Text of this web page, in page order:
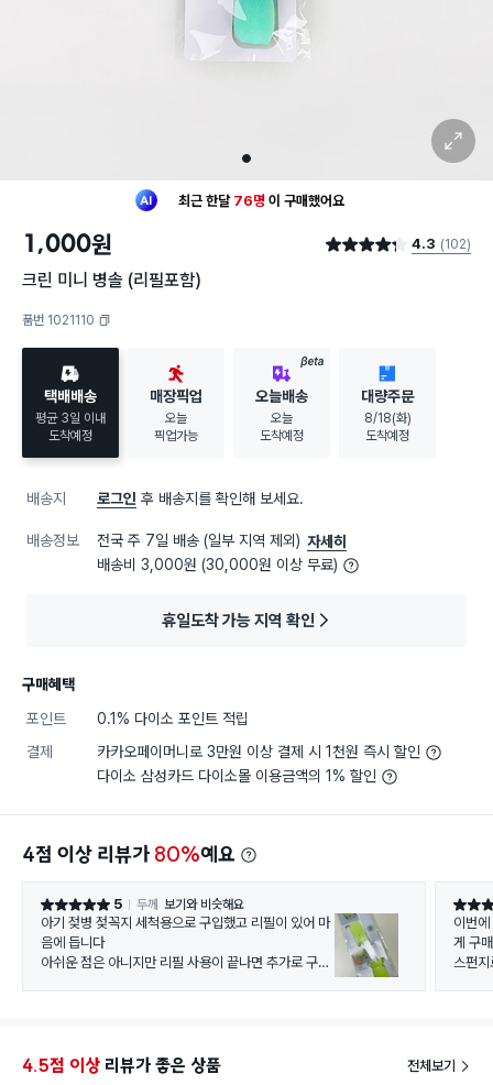
1
확대 보기
최근 한달 76명 이 구매했어요
구매했어요
1,000원 별점 4.3점 4.3 (102)
크린 미니 병솔 (리필포함)
품번 1021110
택배배송
평균 3일 이내
도착예정
매장픽업
오늘
픽업가능
BETA
오늘배송
오늘
도착예정
대량주문
8/18(화)
도착예정
배송지 로그인 후 배송지를 확인해 보세요.
배송정보 전국 주 7일 배송 (일부 지역 제외) 자세히
배송비 3,000원 (30,000원 이상 무료)
휴일도착 가능 지역 확인
구매혜택
포인트
0.1% 다이소 포인트 적립
결제
카카오페이머니로 3만원 이상 결제 시 1천원 즉시 할인
다이소 삼성카드 다이소몰 이용금액의 1% 할인
4점 이상 리뷰가 80%예요
별점 5점 5 두께 보기와 비슷해요
아기 젖병 젖꼭지 세척용으로 구입했고 리필이 있어 마
음에 듭니다
아쉬운 점은 아니지만 리필 사용이 끝나면 추가로 구입
별점 4
이번
게 구
스펀지
4.5점 이상 리뷰가 좋은 상품 전체보기